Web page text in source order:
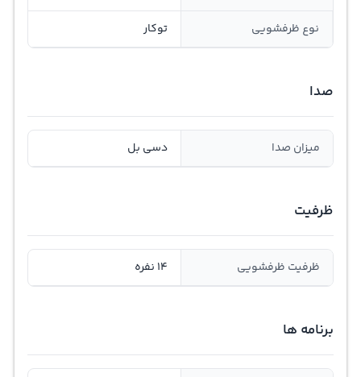
نوع ظرفشویی توکار
صدا
میزان صدا دسی بل
ظرفیت
ظرفیت ظرفشویی 14 نفره
برنامه ها